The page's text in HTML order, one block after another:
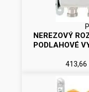
NEREZOVÝ
PODLAHOVÉ
413,66